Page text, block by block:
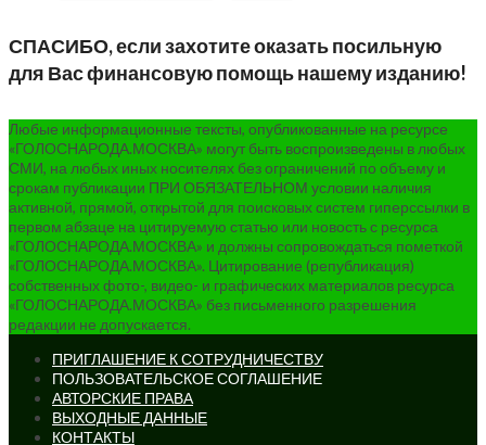
СПАСИБО, если захотите оказать посильную
для Вас финансовую помощь нашему изданию!
Любые информационные тексты, опубликованные на ресурсе
«ГОЛОСНАРОДА.МОСКВА» могут быть воспроизведены в любых
СМИ, на любых иных носителях без ограничений по объему и
срокам публикации ПРИ ОБЯЗАТЕЛЬНОМ условии наличия
активной, прямой, открытой для поисковых систем гиперссылки в
первом абзаце на цитируемую статью или новость с ресурса
«ГОЛОСНАРОДА.МОСКВА» и должны сопровождаться пометкой
«ГОЛОСНАРОДА.МОСКВА». Цитирование (републикация)
собственных фото-, видео- и графических материалов ресурса
«ГОЛОСНАРОДА.МОСКВА» без письменного разрешения
редакции не допускается.
ПРИГЛАШЕНИЕ К СОТРУДНИЧЕСТВУ
ПОЛЬЗОВАТЕЛЬСКОЕ СОГЛАШЕНИЕ
АВТОРСКИЕ ПРАВА
ВЫХОДНЫЕ ДАННЫЕ
КОНТАКТЫ